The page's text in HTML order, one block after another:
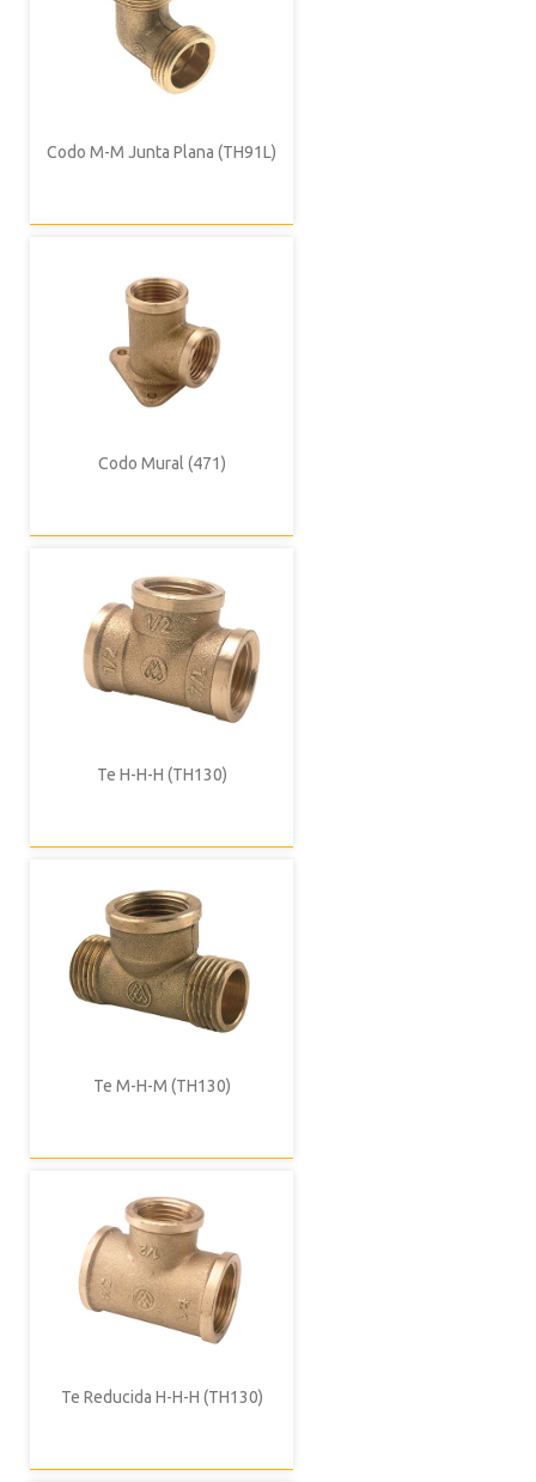
Codo M-M Junta Plana (TH91L)
Codo Mural (471)
Te H-H-H (TH130)
Te M-H-M (TH130)
Te Reducida H-H-H (TH130)